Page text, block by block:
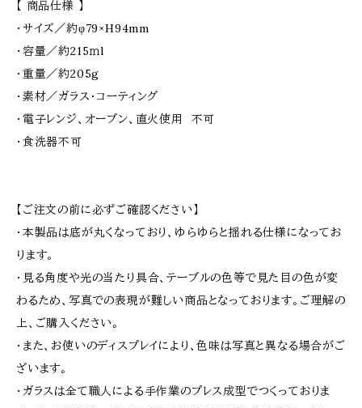
【 商品仕様 】
・サイズ／約φ79×H94mm
・容量／約215ｍl
・重量／約205g
・素材／ガラス・コーティング
・電子レンジ、オーブン、直火使用 不可
・食洗器不可
【ご注文の前に必ずご確認ください】
・本製品は底が丸くなっており、ゆらゆらと揺れる仕様になってお
ります。
・見る角度や光の当たり具合、テーブルの色等で見た目の色が変
わるため、写真での表現が難しい商品となっております。ご理解の
上、ご購入ください。
・また、お使いのディスプレイにより、色味は写真と異なる場合がご
ざいます。
・ガラスは全て職人による手作業のプレス成型でつくっておりま